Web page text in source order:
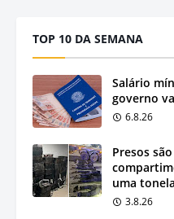
TOP 10 DA SEMANA
Salário
governo
6.8.26
Presos
uma
3.8.26